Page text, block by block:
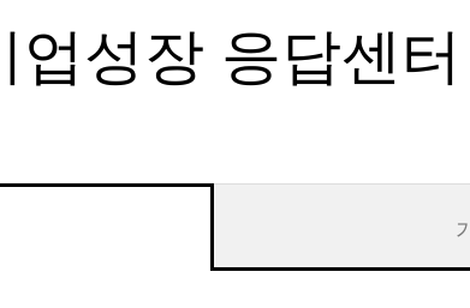
업성장 응답센터